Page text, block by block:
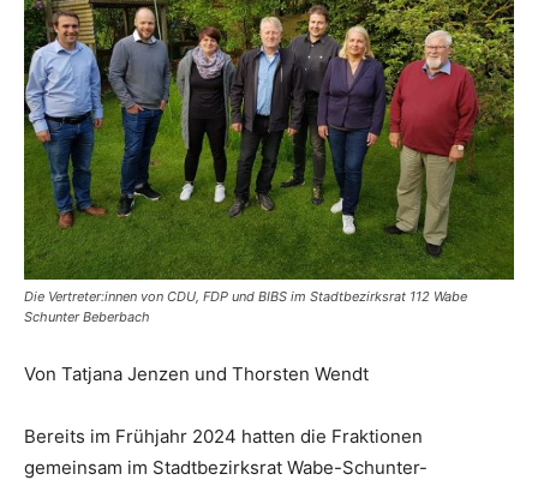
Die Vertreter:innen von CDU, FDP und BIBS im Stadtbezirksrat 112 Wabe
Schunter Beberbach
Von Tatjana Jenzen und Thorsten Wendt
Bereits im Frühjahr 2024 hatten die Fraktionen
gemeinsam im Stadtbezirksrat Wabe-Schunter-